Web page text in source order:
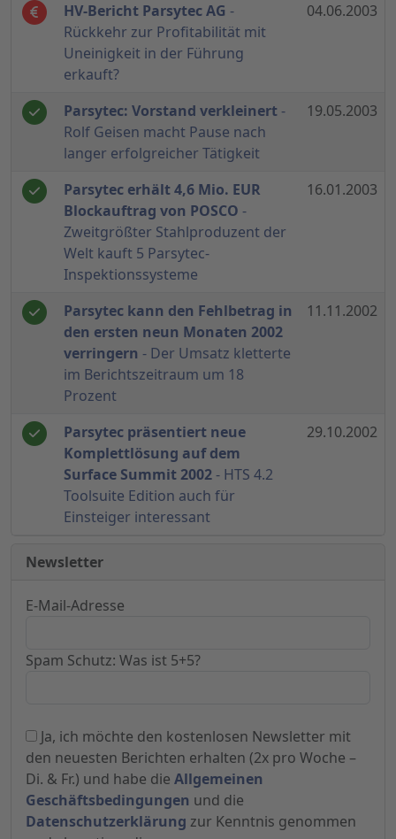
HV-Bericht Parsytec AG -
Rückkehr zur Profitabilität mit
Uneinigkeit in der Führung
erkauft?
04.06.2003
Parsytec: Vorstand verkleinert -
Rolf Geisen macht Pause nach
langer erfolgreicher Tätigkeit
19.05.2003
Parsytec erhält 4,6 Mio. EUR
Blockauftrag von POSCO -
Zweitgrößter Stahlproduzent der
Welt kauft 5 Parsytec-
Inspektionssysteme
16.01.2003
Parsytec kann den Fehlbetrag in
den ersten neun Monaten 2002
verringern - Der Umsatz kletterte
im Berichtszeitraum um 18
Prozent
11.11.2002
Parsytec präsentiert neue
Komplettlösung auf dem
Surface Summit 2002- HTS 4.2
Toolsuite Edition auch für
Einsteiger interessant
29.10.2002
Newsletter
E-Mail-Adresse
Spam Schutz: Was ist 5+5?
Ja, ich möchte den kostenlosen Newsletter mit
den neuesten Berichten erhalten (2x pro Woche –
Di. & Fr.) und habe die Allgemeinen
Geschäftsbedingungen und die
Datenschutzerklärung zur Kenntnis genommen